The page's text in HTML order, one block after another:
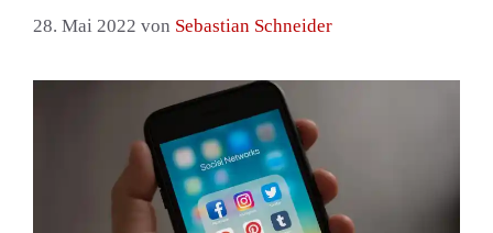
28. Mai 2022 von Sebastian Schneider